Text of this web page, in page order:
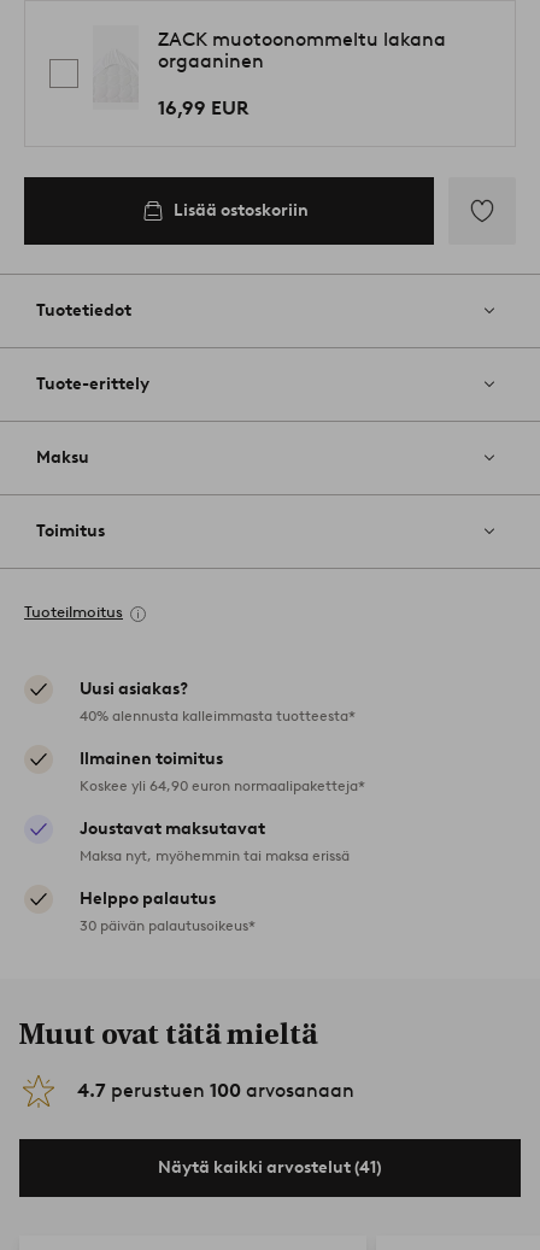
ZACK muotoonommeltu lakana
orgaaninen
16,99 EUR
Lisää ostoskoriin
Tuotetiedot
Tuote-erittely
Maksu
Toimitus
Tuoteilmoitus
Uusi asiakas?
40% alennusta kalleimmasta tuotteesta*
Ilmainen toimitus
Koskee yli 64,90 euron normaalipaketteja*
Joustavat maksutavat
Maksa nyt, myöhemmin tai maksa erissä
Helppo palautus
30 päivän palautusoikeus*
Muut ovat tätä mieltä
4.7 perustuen 100 arvosanaan
Näytä kaikki arvostelut (41)